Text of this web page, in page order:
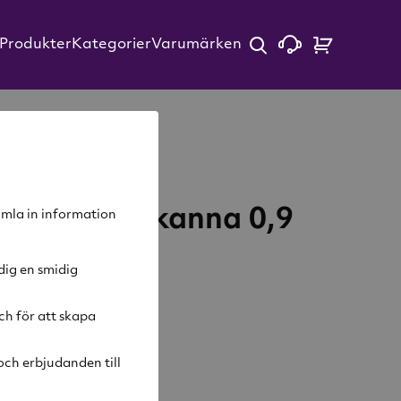
in information
en smidig
för att skapa
erbjudanden till
Produkter KategorierVarumärken
Termoskanna 0,9